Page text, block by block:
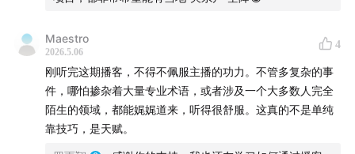
13:36 一种很有感染力的笑
Part 2 地头蛇
我差点让团队没饭可吃
Maestro
2026.5.06
4
刚听完这期播客，不得不佩服主播的功力。不管多复杂的事
件，哪怕掺杂着大量专业术语，或者涉及一个大多数人完全
陌生的领域，都能娓娓道来，听得很舒服。这真的不是单纯
靠技巧，是天赋。